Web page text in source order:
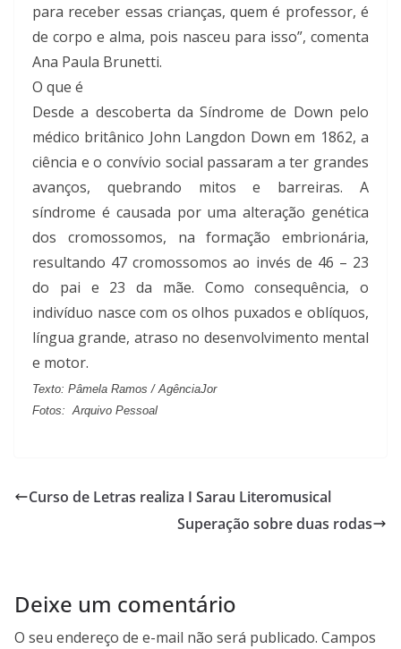
para receber essas crianças, quem é professor, é
de corpo e alma, pois nasceu para isso”, comenta
Ana Paula Brunetti.
O que é
Desde a descoberta da Síndrome de Down pelo
médico britânico John Langdon Down em 1862, a
ciência e o convívio social passaram a ter grandes
avanços, quebrando mitos e barreiras. A
síndrome é causada por uma alteração genética
dos cromossomos, na formação embrionária,
resultando 47 cromossomos ao invés de 46 – 23
do pai e 23 da mãe. Como consequência, o
indivíduo nasce com os olhos puxados e oblíquos,
língua grande, atraso no desenvolvimento mental
e motor.
Texto: Pâmela Ramos / AgênciaJor
Fotos: Arquivo Pessoal
Curso de Letras realiza I Sarau Literomusical
Superação sobre duas rodas
Deixe um comentário
O seu endereço de e-mail não será publicado. Campos